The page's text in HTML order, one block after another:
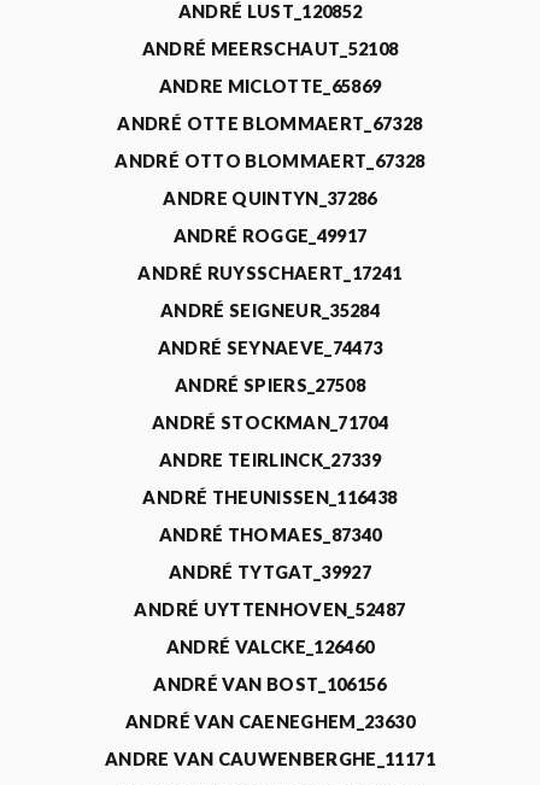
ANDRÉ LUST_120852
ANDRÉ MEERSCHAUT_52108
ANDRE MICLOTTE_65869
ANDRÉ OTTE BLOMMAERT_67328
ANDRÉ OTTO BLOMMAERT_67328
ANDRE QUINTYN_37286
ANDRÉ ROGGE_49917
ANDRÉ RUYSSCHAERT_17241
ANDRÉ SEIGNEUR_35284
ANDRÉ SEYNAEVE_74473
ANDRÉ SPIERS_27508
ANDRÉ STOCKMAN_71704
ANDRE TEIRLINCK_27339
ANDRÉ THEUNISSEN_116438
ANDRÉ THOMAES_87340
ANDRÉ TYTGAT_39927
ANDRÉ UYTTENHOVEN_52487
ANDRÉ VALCKE_126460
ANDRÉ VAN BOST_106156
ANDRÉ VAN CAENEGHEM_23630
ANDRE VAN CAUWENBERGHE_11171